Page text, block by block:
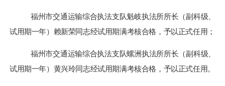
福州市交通运输综合执法支队魁岐执法所所长（副科级、
试用期一年）赖新荣同志经试用期满考核合格，予以正式任用；
福州市交通运输综合执法支队螺洲执法所所长（副科级、
试用期一年）黄兴玲同志经试用期满考核合格，予以正式任用。